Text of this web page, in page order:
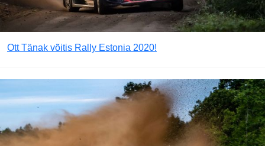
Ott Tänak võitis Rally Estonia 2020!